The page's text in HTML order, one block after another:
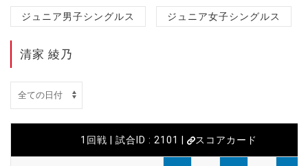
ジュニア男子シングルス ジュニア女子シングルス
清家 綾乃
1回戦 | 試合ID : 2101 | スコアカード